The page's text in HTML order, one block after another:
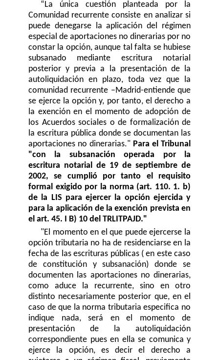
“La única cuestión planteada por la
Comunidad recurrente consiste en analizar si
puede denegarse la aplicación del régimen
especial de aportaciones no dinerarias por no
constar la opción, aunque tal falta se hubiese
subsanado mediante escritura notarial
posterior y previa a la presentación de la
autoliquidación en plazo, toda vez que la
comunidad recurrente –Madrid-entiende que
se ejerce la opción y, por tanto, el derecho a
la exención en el momento de adopción de
los Acuerdos sociales o de formalización de
la escritura pública donde se documentan las
aportaciones no dinerarias." Para el Tribunal
"con la subsanación operada por la
escritura notarial de 19 de septiembre de
2002, se cumplió por tanto el requisito
formal exigido por la norma (art. 110. 1. b)
de la LIS para ejercer la opción ejercida y
para la aplicación de la exención prevista en
el art. 45. I B) 10 del TRLITPAJD."
"El momento en el que puede ejercerse la
opción tributaria no ha de residenciarse en la
fecha de las escrituras públicas ( en este caso
de constitución y subsanación) donde se
documenten las aportaciones no dinerarias,
como aduce la recurrente, sino en otro
distinto necesariamente posterior que, en el
caso de que la norma tributaria especifica no
indique nada, será en el momento de
presentación de la autoliquidación
correspondiente pues en ella se comunica y
ejerce la opción, es decir el derecho a